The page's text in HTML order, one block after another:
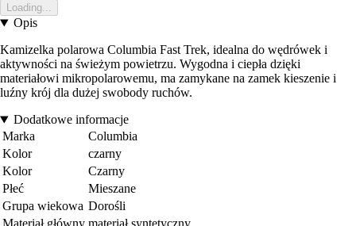
Loading...
Opis
Kamizelka polarowa Columbia Fast Trek, idealna do wędrówek i
aktywności na świeżym powietrzu. Wygodna i ciepła dzięki
materiałowi mikropolarowemu, ma zamykane na zamek kieszenie i
luźny krój dla dużej swobody ruchów.
Dodatkowe informacje
Marka
Columbia
Kolor
czarny
Kolor
Czarny
Płeć
Mieszane
Grupa wiekowa Dorośli